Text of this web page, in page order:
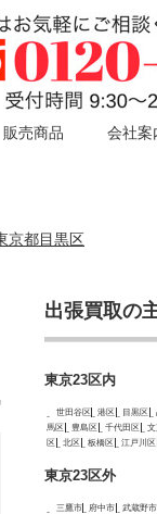
販売商品 会社案
京都目黒区
出張買取の
東京23区内
世田谷区 港区 目黒区
馬区
豊島区 千代田区 文
区
北区 板橋区 江戸川区
東京23区外
三鷹市 府中市 武蔵野市